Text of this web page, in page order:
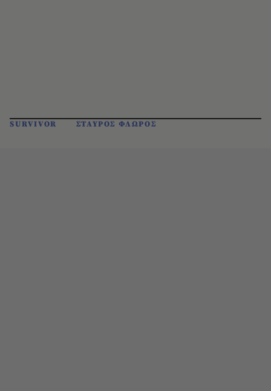
SURVIVOR ΣΤΑΥΡΟΣ ΦΛΩΡΟΣ